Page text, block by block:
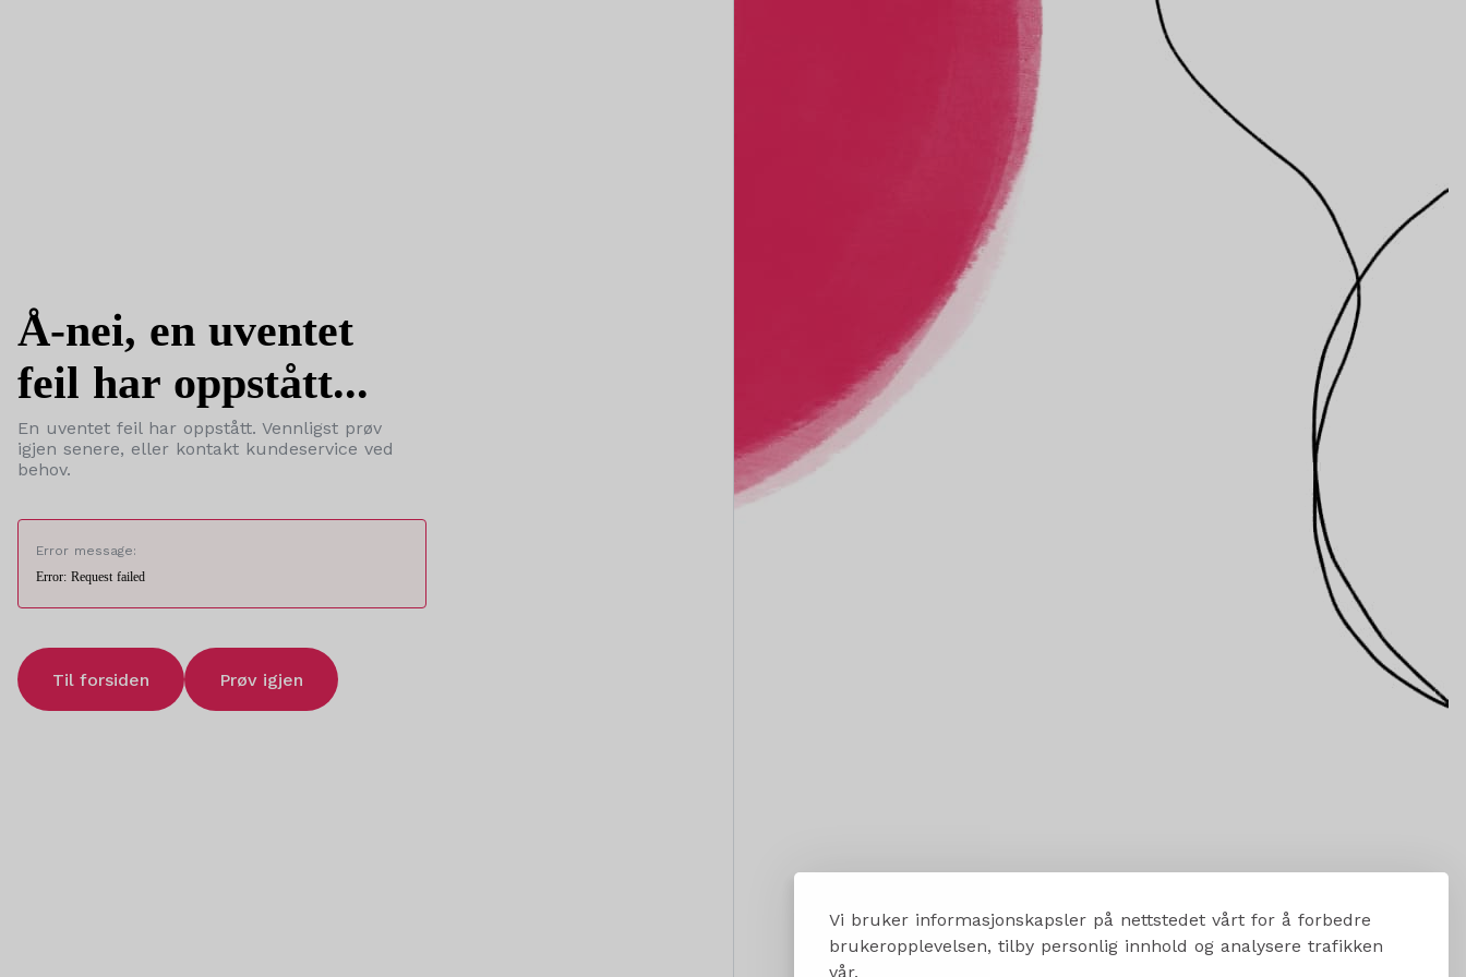
Vi bruker informasjonskapsler på nettstedet vårt for å forbedre
brukeropplevelsen, tilby personlig innhold og analysere trafikken
vår.
Å-nei, en uventet
feil har oppstått...
En uventet feil har oppstått. Vennligst prøv
igjen senere, eller kontakt kundeservice ved
behov.
Error message:
Error: Request failed
Til forsiden Prøv igjen